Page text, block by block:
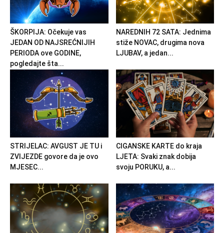
ŠKORPIJA: Očekuje vas
JEDAN OD NAJSREĆNIJIH
PERIODA ove GODINE,
pogledajte šta...
NAREDNIH 72 SATA: Jednima
stiže NOVAC, drugima nova
LJUBAV, a jedan...
STRIJELAC: AVGUST JE TU i
ZVIJEZDE govore da je ovo
MJESEC...
CIGANSKE KARTE do kraja
LJETA: Svaki znak dobija
svoju PORUKU, a...